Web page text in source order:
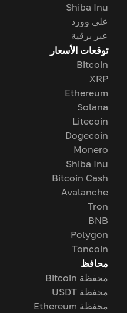
Shiba Inu
على وورد
عبر برقية
توقعات الأسعار
Bitcoin
XRP
Ethereum
Solana
Litecoin
Dogecoin
Monero
Shiba Inu
Bitcoin Cash
Avalanche
Tron
BNB
Polygon
Toncoin
محافظ
محفظة Bitcoin
محفظة USDT
محفظة Ethereum